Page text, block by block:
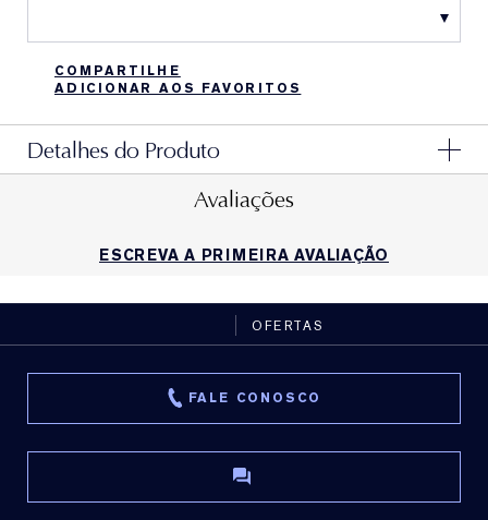
COMPARTILHE
ADICIONAR AOS FAVORITOS
Detalhes do Produto
Avaliações
ESCREVA A PRIMEIRA AVALIAÇÃO
OFERTAS
FALE CONOSCO